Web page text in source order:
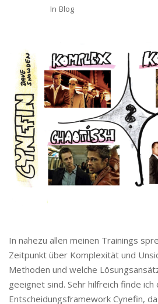
In Blog
In nahezu allen meinen Trainings
Zeitpunkt über Komplexität und
Methoden und welche
geeignet sind. Sehr hilfreich finde ich
Entscheidungsframework Cynefin,